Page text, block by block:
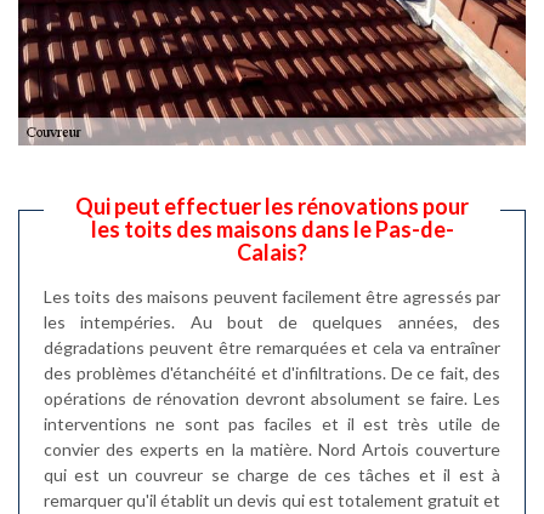
Qui peut effectuer les rénovations pour
les toits des maisons dans le Pas-de-
Calais?
Les toits des maisons peuvent facilement être agressés par
les intempéries. Au bout de quelques années, des
dégradations peuvent être remarquées et cela va entraîner
des problèmes d'étanchéité et d'infiltrations. De ce fait, des
opérations de rénovation devront absolument se faire. Les
interventions ne sont pas faciles et il est très utile de
convier des experts en la matière. Nord Artois couverture
qui est un couvreur se charge de ces tâches et il est à
remarquer qu'il établit un devis qui est totalement gratuit et